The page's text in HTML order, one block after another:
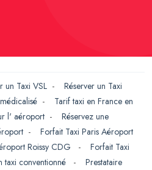
un Taxi VSL - Réserver un Taxi
- Tarif taxi en France en
l' aéroport - Réservez une
- Forfait Taxi Paris Aéroport
Roissy CDG - Forfait Taxi
taxi conventionné - Prestataire